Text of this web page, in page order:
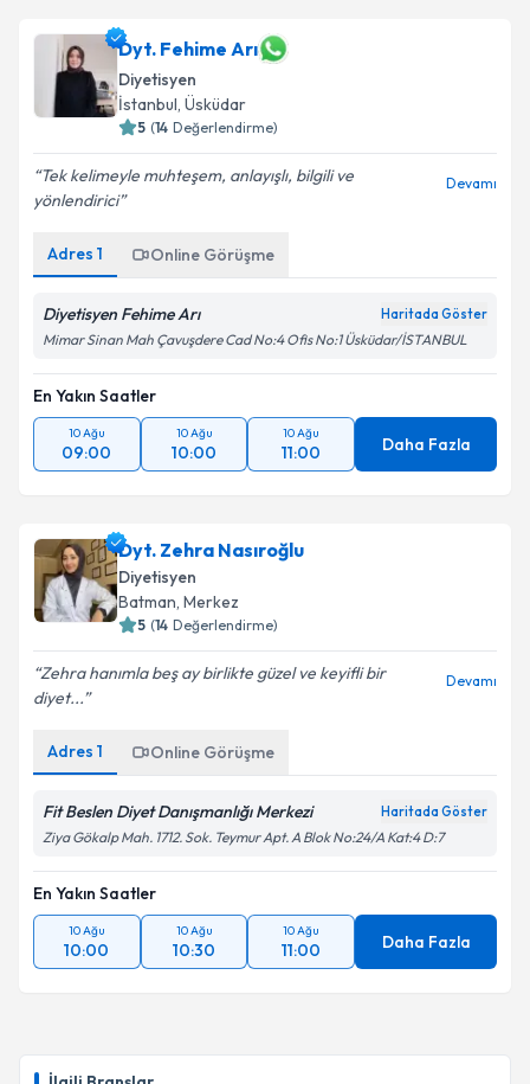
Dyt. Fehime Arı
Diyetisyen
İstanbul, Üsküdar
5 (14 Değerlendirme)
Tek kelimeyle muhteşem, anlayışlı, bilgili ve
yönlendirici
Devamı
Adres 1 Online Görüşme
Diyetisyen Fehime Arı Haritada Göster
Mimar Sinan Mah Çavuşdere Cad No:4 Ofis No:1 Üsküdar/İSTANBUL
En Yakın Saatler
10 Ağu
09:00
10 Ağu
10:00
10 Ağu
11:00 Daha Fazla
Dyt. Zehra Nasıroğlu
Diyetisyen
Batman, Merkez
5 (14 Değerlendirme)
Zehra hanımla beş ay birlikte güzel ve keyifli bir
diyet...
Devamı
Adres 1 Online Görüşme
Fit Beslen Diyet Danışmanlığı Merkezi Haritada Göster
Ziya Gökalp Mah. 1712. Sok. Teymur Apt. A Blok No:24/A Kat:4 D:7
En Yakın Saatler
10 Ağu
10:00
10 Ağu
10:30
10 Ağu
11:00 Daha Fazla